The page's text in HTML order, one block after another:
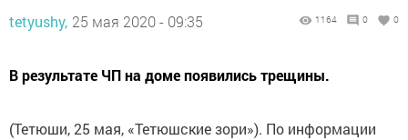
tetyushy, 25 мая 2020 - 09:35 1164 0 0
В результате ЧП на доме появились трещины.
(Тетюши, 25 мая, «Тетюшские зори»). По информации